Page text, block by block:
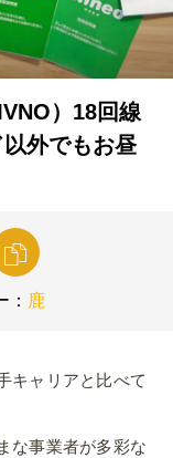
）18回線
外でもお昼
： 鹿
キャリアと比べて
な事業者が多彩な